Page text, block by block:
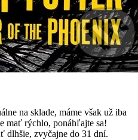
na sklade, máme však už iba
mať rýchlo, ponáhľajte sa!
dlhšie, zvyčajne do 31 dní.